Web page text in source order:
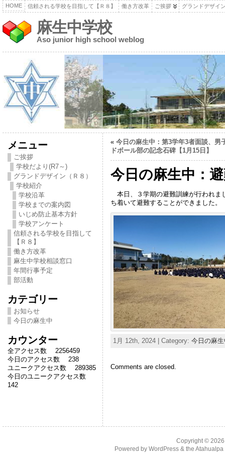
HOME 信頼される学校を目指して【Ｒ８】 働き方改革 ご挨拶 グランドデザイ
麻生中学校
Aso junior high school weblog
メニュー
ご挨拶
学校だより(R7～)
グランドデザイン（Ｒ８）
学校紹介
学校沿革
学校までの案内図
いじめ防止基本方針
学校アンケート
信頼される学校を目指して
【Ｒ８】
働き方改革
麻生中学校相談窓口
年間行事予定
部活動
カテゴリー
お知らせ
今日の麻生中
カウンター
全アクセス数 2256459
今日のアクセス数 238
ユニークアクセス数 289385
今日のユニークアクセス数
142
« 今日の麻生中：第3学年3者面談、男
ドボール部の記念石碑【1月15日】
今日の麻生中：
本日、３学期の避難訓練が行われま
ち着いて避難することができました。
1月 12th, 2024 | Category: 今日の麻
Comments are closed.
Copyright ©
Powered by WordPress& the Atahualpa